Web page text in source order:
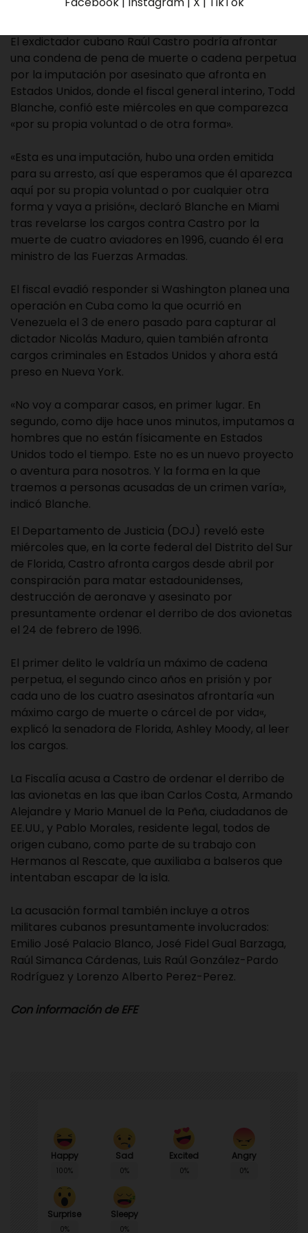
El exdictador cubano Raúl Castro podría afrontar
una condena de pena de muerte o cadena perpetua
por la imputación por asesinato que afronta en
Estados Unidos, donde el fiscal general interino, Todd
Blanche, confió este miércoles en que comparezca
«por su propia voluntad o de otra forma».
«Esta es una imputación, hubo una orden emitida
para su arresto, así que esperamos que él aparezca
aquí por su propia voluntad o por cualquier otra
forma y vaya a prisión«, declaró Blanche en Miami
tras revelarse los cargos contra Castro por la
muerte de cuatro aviadores en 1996, cuando él era
ministro de las Fuerzas Armadas.
El fiscal evadió responder si Washington planea una
operación en Cuba como la que ocurrió en
Venezuela el 3 de enero pasado para capturar al
dictador Nicolás Maduro, quien también afronta
cargos criminales en Estados Unidos y ahora está
preso en Nueva York.
«No voy a comparar casos, en primer lugar. En
segundo, como dije hace unos minutos, imputamos a
hombres que no están físicamente en Estados
Unidos todo el tiempo. Este no es un nuevo proyecto
o aventura para nosotros. Y la forma en la que
traemos a personas acusadas de un crimen varía»,
indicó Blanche.
El Departamento de Justicia (DOJ) reveló este
miércoles que, en la corte federal del Distrito del Sur
de Florida, Castro afronta cargos desde abril por
conspiración para matar estadounidenses,
destrucción de aeronave y asesinato por
presuntamente ordenar el derribo de dos avionetas
el 24 de febrero de 1996.
El primer delito le valdría un máximo de cadena
perpetua, el segundo cinco años en prisión y por
cada uno de los cuatro asesinatos afrontaría «un
máximo cargo de muerte o cárcel de por vida«,
explicó la senadora de Florida, Ashley Moody, al leer
los cargos.
La Fiscalía acusa a Castro de ordenar el derribo de
las avionetas en las que iban Carlos Costa, Armando
Alejandre y Mario Manuel de la Peña, ciudadanos de
EE.UU., y Pablo Morales, residente legal, todos de
origen cubano, como parte de su trabajo con
Hermanos al Rescate, que auxiliaba a balseros que
intentaban escapar de la isla.
La acusación formal también incluye a otros
militares cubanos presuntamente involucrados:
Emilio José Palacio Blanco, José Fidel Gual Barzaga,
Raúl Simanca Cárdenas, Luis Raúl González-Pardo
Rodríguez y Lorenzo Alberto Perez-Perez.
Con información de EFE
Happy
100%
Sad
0%
Excited
0%
Angry
0%
Surprise
0%
Sleepy
0%